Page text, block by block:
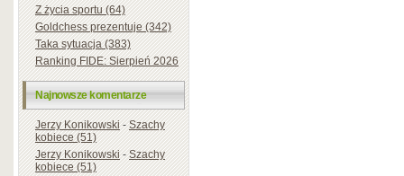
Z życia sportu (64)
Goldchess prezentuje (342)
Taka sytuacja (383)
Ranking FIDE: Sierpień 2026
Najnowsze komentarze
Jerzy Konikowski-Szachy
kobiece (51)
Jerzy Konikowski-Szachy
kobiece (51)